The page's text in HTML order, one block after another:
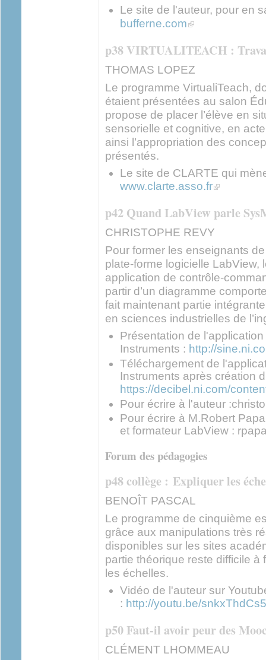
Le site de l'auteur, pour en
bufferne.com(link is external)
p38 VIRTUALITEACH :
THOMAS LOPEZ
Le programme VirtualiTeach,
étaient présentées au salon
propose de placer l’élève en
sensorielle et cognitive, en
ainsi l’appropriation des
présentés.
Le site de CLARTE qui
www.clarte.asso.fr(link is
p42 Quand LabView parle
CHRISTOPHE REVY
Pour former les enseignants
plate-forme logicielle
application de contrôle-
partir d’un diagramme
fait maintenant partie
en sciences industrielles de
Présentation de
Instruments : http://
Téléchargement de
Instruments après création
https://decibel.ni.com/
Pour écrire à l'auteur
Pour écrire à M.Robert
et formateur LabView :
Forum des pédagogies
p48 collège : Expliquer les
BENOÎT PASCAL
Le programme de cinquième
grâce aux manipulations très
disponibles sur les sites
partie théorique reste difficile
les échelles.
Vidéo de l'auteur sur
: http://youtu.be/
p50 Faut-il avoir peur des
CLÉMENT LHOMMEAU